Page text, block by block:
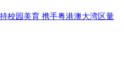
校园美育 携手粤港澳大湾区量